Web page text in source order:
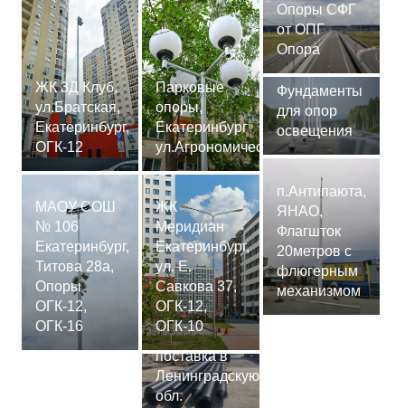
ЖК 3Д Клуб,
ул.Братская,
Екатеринбург,
ОГК-12
МАОУ СОШ
№ 106
Екатеринбург,
Титова 28а,
Опоры
ОГК-12,
ОГК-16
Парковые
опоры,
Екатеринбург
ул.Агрономическая
ЖК
Меридиан
Екатеринбург,
ул. Е.
Савкова 37,
ОГК-12,
ОГК-10
Сваи
СМ-7,75м,
поставка в
Ленинградскую
обл.
Опоры СФГ
от ОПГ
Опора
Фундаменты
для опор
освещения
п.Антипаюта,
ЯНАО,
Флагшток
20метров с
флюгерным
механизмом